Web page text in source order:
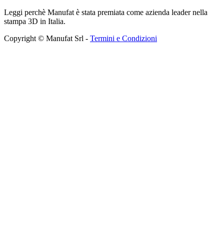
Leggi perchè Manufat è stata premiata come azienda leader nella
stampa 3D in Italia.
Copyright © Manufat Srl - Termini e Condizioni